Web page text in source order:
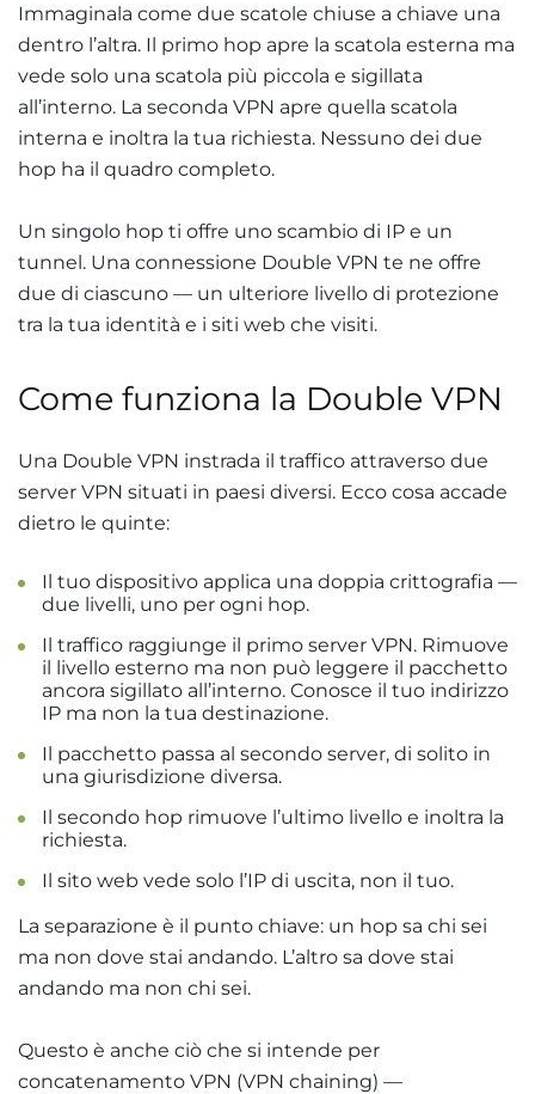
Immaginala come due scatole chiuse a chiave una
dentro l’altra. Il primo hop apre la scatola esterna ma
vede solo una scatola più piccola e sigillata
all’interno. La seconda VPN apre quella scatola
interna e inoltra la tua richiesta. Nessuno dei due
hop ha il quadro completo.
Un singolo hop ti offre uno scambio di IP e un
tunnel. Una connessione Double VPN te ne offre
due di ciascuno — un ulteriore livello di protezione
tra la tua identità e i siti web che visiti.
Come funziona la Double VPN
Una Double VPN instrada il traffico attraverso due
server VPN situati in paesi diversi. Ecco cosa accade
dietro le quinte:
Il tuo dispositivo applica una doppia crittografia —
due livelli, uno per ogni hop.
Il traffico raggiunge il primo server VPN. Rimuove
il livello esterno ma non può leggere il pacchetto
ancora sigillato all’interno. Conosce il tuo indirizzo
IP ma non la tua destinazione.
Il pacchetto passa al secondo server, di solito in
una giurisdizione diversa.
Il secondo hop rimuove l’ultimo livello e inoltra la
richiesta.
Il sito web vede solo l’IP di uscita, non il tuo.
La separazione è il punto chiave: un hop sa chi sei
ma non dove stai andando. L’altro sa dove stai
andando ma non chi sei.
Questo è anche ciò che si intende per
concatenamento VPN (VPN chaining) —